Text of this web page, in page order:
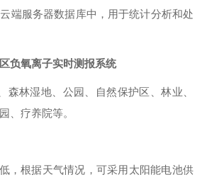
端服务器数据库中，用于统计分析和处
负氧离子实时测报系统
森林湿地、公园、自然保护区、林业、
、疗养院等。
，根据天气情况，可采用太阳能电池供